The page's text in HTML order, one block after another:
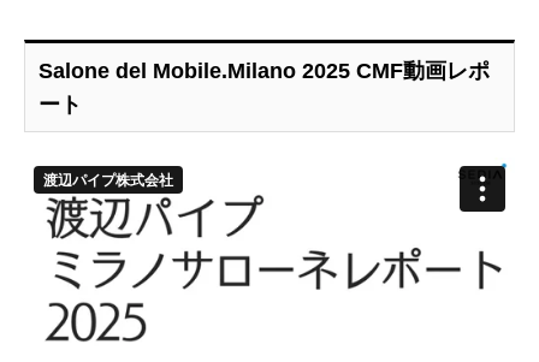
Salone del Mobile.Milano 2025 CMF動画レポ
ート